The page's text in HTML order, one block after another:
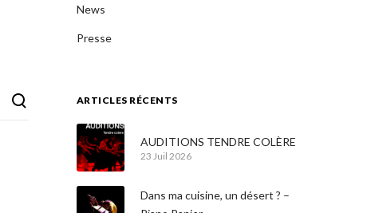
News
Presse
ARTICLES RÉCENTS
AUDITIONS TENDRE COLÈRE
23 Juil 2026
Dans ma cuisine, un désert ? –